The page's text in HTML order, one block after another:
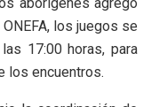
los juegos se
17:00 horas, para
los encuentros.